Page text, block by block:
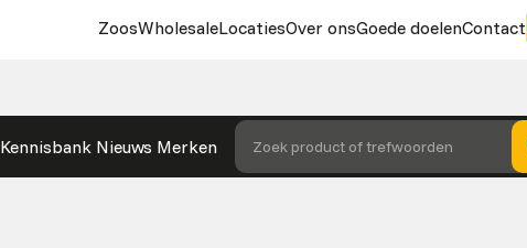
ZoosWholesaleLocatiesOver onsGoede doelenContact
Kennisbank Nieuws Merken Zoek product of trefwoorden